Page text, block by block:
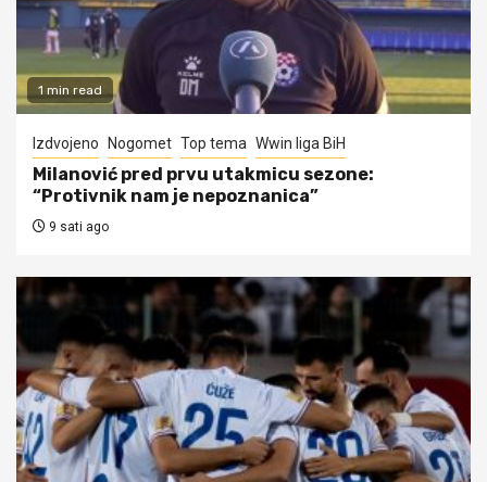
1 min read
Izdvojeno Nogomet Top tema Wwin liga BiH
Milanović pred prvu utakmicu sezone:
“Protivnik nam je nepoznanica”
9 sati ago